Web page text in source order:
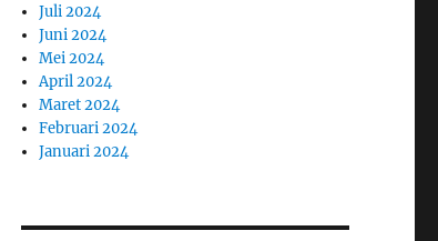
Juli 2024
Juni 2024
Mei 2024
April 2024
Maret 2024
Februari 2024
Januari 2024